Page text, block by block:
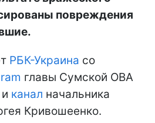
повреждения
РБК-Украина со
главы Сумской ОВА
канал начальника
Кривошеенко.